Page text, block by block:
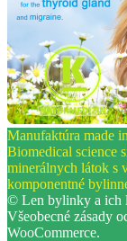
Manufaktúra made
Biomedical science
minerálnych látok s
komponentné
© Len bylinky a ich
Všeobecné zásady
WooCommerce.